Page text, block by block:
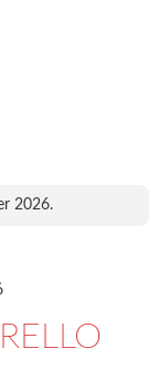
2026.